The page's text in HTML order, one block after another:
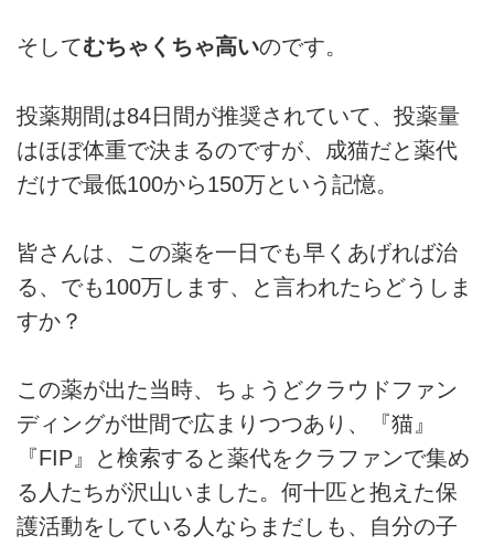
そしてむちゃくちゃ高いのです。
投薬期間は84日間が推奨されていて、投薬量
はほぼ体重で決まるのですが、成猫だと薬代
だけで最低100から150万という記憶。
皆さんは、この薬を一日でも早くあげれば治
る、でも100万します、と言われたらどうしま
すか？
この薬が出た当時、ちょうどクラウドファン
ディングが世間で広まりつつあり、『猫』
『FIP』と検索すると薬代をクラファンで集め
る人たちが沢山いました。何十匹と抱えた保
護活動をしている人ならまだしも、自分の子